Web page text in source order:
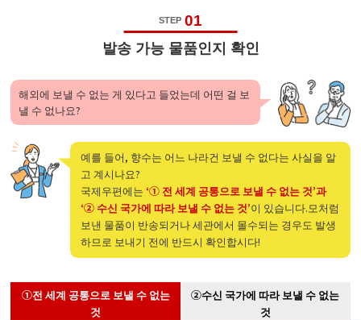
STEP 01
발송 가능 물품인지 확인
해외에 보낼 수 없는 게 있다고 들었는데 어떤 걸 보
낼 수 없나요?
예를 들어, 향수는 어느 나라건 보낼 수 없다는 사실을 알
고 계시나요?
국제우편에는 ‘① 전 세계 공통으로 보낼 수 없는 것’과
‘② 수신 국가에 따라 보낼 수 없는 것’이 있습니다.모처럼
보낸 물품이 반송되거나 세관에서 몰수되는 경우도 발생
하므로 보내기 전에 반드시 확인합시다!
①전 세계 공통으로 보낼 수 없는
것
②수신 국가에 따라 보낼 수 없는
것